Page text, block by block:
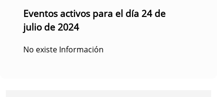
Eventos activos para el día 24 de
julio de 2024
No existe Información